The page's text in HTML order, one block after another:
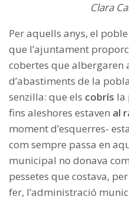
Clara
Per aquells anys, el
que l’ajuntament
cobertes que albergaren
d’abastiments de la
senzilla: que els cobrís la
fins aleshores estaven al
moment d’esquerres-
com sempre passa en
municipal no donava
pessetes que costava,
fer, l’administració